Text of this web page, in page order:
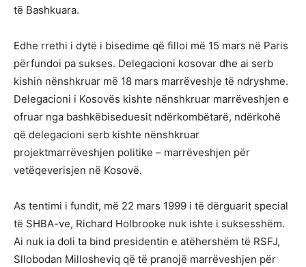
të Bashkuara.
Edhe rrethi i dytë i bisedime që filloi më 15 mars në Paris
përfundoi pa sukses. Delegacioni kosovar dhe ai serb
kishin nënshkruar më 18 mars marrëveshje të ndryshme.
Delegacioni i Kosovës kishte nënshkruar marrëveshjen e
ofruar nga bashkëbiseduesit ndërkombëtarë, ndërkohë
që delegacioni serb kishte nënshkruar
projektmarrëveshjen politike – marrëveshjen për
vetëqeverisjen në Kosovë.
As tentimi i fundit, më 22 mars 1999 i të dërguarit special
të SHBA-ve, Richard Holbrooke nuk ishte i suksesshëm.
Ai nuk ia doli ta bind presidentin e atëhershëm të RSFJ,
Sllobodan Millosheviq që të pranojë marrëveshjen për